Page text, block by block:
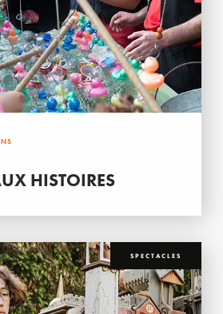
HISTOIRES
SPECTACLES